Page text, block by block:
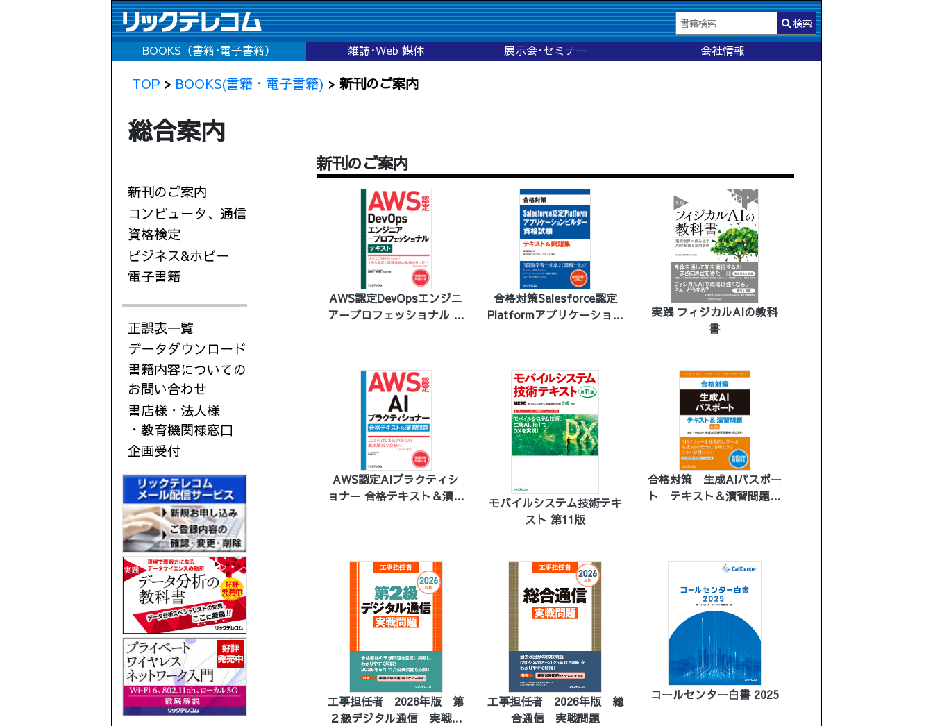
検索
BOOKS（書籍･電子書籍） 雑誌･Web 媒体 展示会･セミナー 会社情報
TOP > BOOKS(書籍・電子書籍) > 新刊のご案内
総合案内
新刊のご案内
コンピュータ、通信
資格検定
ビジネス&ホビー
電子書籍
正誤表一覧
データダウンロード
書籍内容についての
お問い合わせ
書店様・法人様
・教育機関様窓口
企画受付
新刊のご案内
AWS認定DevOpsエンジニ
ア－プロフェッショナル テ
合格対策Salesforce認定
Platformアプリケーション
実践 フィジカルAIの教科
書
AWS認定AIプラクティシ
ョナー 合格テキスト＆演習
モバイルシステム技術テキ
スト 第11版
合格対策 生成AIパスポー
ト テキスト＆演習問題
工事担任者 2026年版 第
２級デジタル通信 実戦問
工事担任者 2026年版 総
合通信 実戦問題
コールセンター白書 2025